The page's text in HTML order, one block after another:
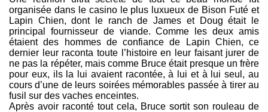
organisée dans le casino le plus luxueux de Bison Futé et
Lapin Chien, dont le ranch de James et Doug était le
principal fournisseur de viande. Comme les deux amis
étaient des hommes de confiance de Lapin Chien, ce
dernier leur raconta toute l’histoire en leur faisant jurer de
ne pas la répéter, mais comme Bruce était presque un frère
pour eux, ils la lui avaient racontée, à lui et à lui seul, au
cours d’une de leurs soirées mémorables passée à tirer au
fusil sur des vaches enceintes.
Après avoir raconté tout cela, Bruce sortit son rouleau de